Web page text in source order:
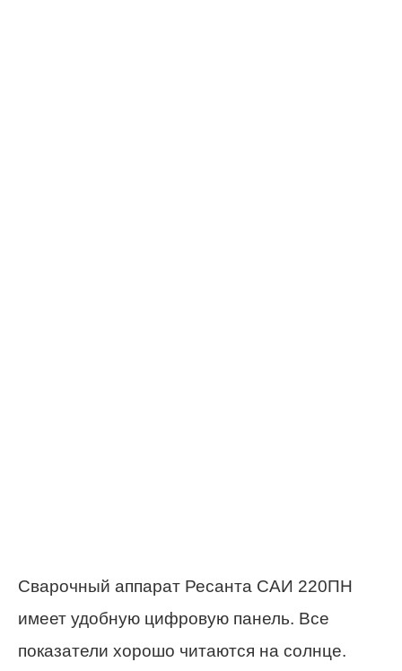
Сварочный аппарат Ресанта САИ 220ПН
имеет удобную цифровую панель. Все
показатели хорошо читаются на солнце.